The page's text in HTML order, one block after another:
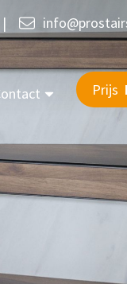
|
Prijs